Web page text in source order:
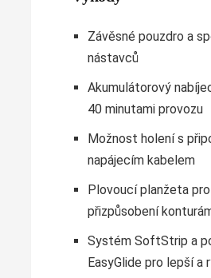
Závěsné pouzdro a
nástavců
Akumulátorový
40 minutami provozu
Možnost holení s
napájecím kabelem
Plovoucí planžeta
přizpůsobení
Systém SoftStrip a
EasyGlide pro lepší a